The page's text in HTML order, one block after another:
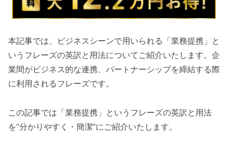
本記事では、ビジネスシーンで用いられる「業務提携」と
いうフレーズの英訳と用法についてご紹介いたします。企
業間がビジネス的な連携、パートナーシップを締結する際
に利用されるフレーズです。
この記事では「業務提携」というフレーズの英訳と用法
を”分かりやすく・簡潔”にご紹介いたします。